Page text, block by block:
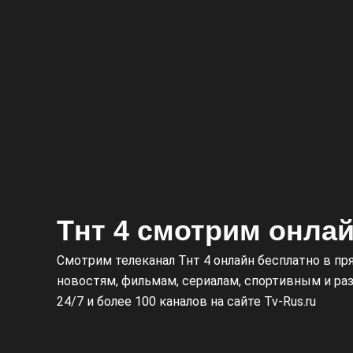
Тнт 4 смотрим
Смотрим телеканал Тнт 4 онлайн бесплатно в
новостям, фильмам, сериалам, спортивным и
24/7 и более 100 каналов на сайте Tv-Rus.ru